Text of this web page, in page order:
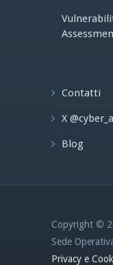
Contatti
X
Blog
Copyright ©
Sede
Privacy e